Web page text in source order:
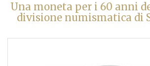
Una moneta per i 60 anni
divisione numismatica di